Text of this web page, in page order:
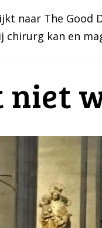
naar The
chirurg kan en
niet